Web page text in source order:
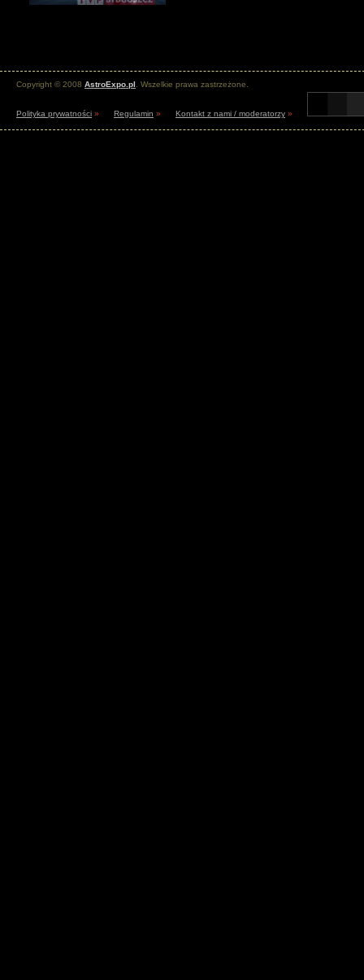
Copyright © 2008 AstroExpo.pl . Wszelkie prawa zastrzeżone.
Polityka prywatności » Regulamin » Kontakt z nami / moderatorzy »